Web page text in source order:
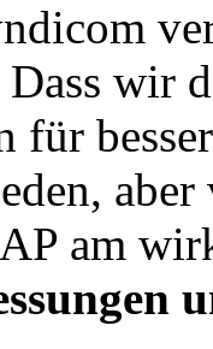
wir
für
am